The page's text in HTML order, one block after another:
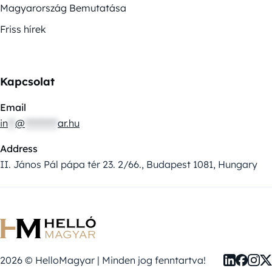
Magyarország Bemutatása
Friss hírek
Kapcsolat
Email
in @ ar.hu
Address
II. János Pál pápa tér 23. 2/66., Budapest 1081, Hungary
2026 © HelloMagyar | Minden jog fenntartva!